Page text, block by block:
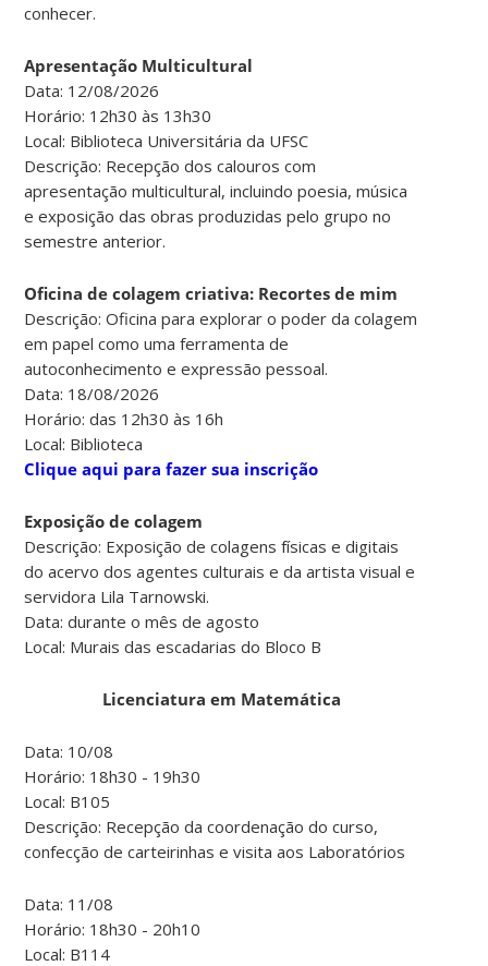
conhecer.
Apresentação Multicultural
Data: 12/08/2026
Horário: 12h30 às 13h30
Local: Biblioteca Universitária da UFSC
Descrição: Recepção dos calouros com
apresentação multicultural, incluindo poesia, música
e exposição das obras produzidas pelo grupo no
semestre anterior.
Oficina de colagem criativa: Recortes de mim
Descrição: Oficina para explorar o poder da colagem
em papel como uma ferramenta de
autoconhecimento e expressão pessoal.
Data: 18/08/2026
Horário: das 12h30 às 16h
Local: Biblioteca
Clique aqui para fazer sua inscrição
Exposição de colagem
Descrição: Exposição de colagens físicas e digitais
do acervo dos agentes culturais e da artista visual e
servidora Lila Tarnowski.
Data: durante o mês de agosto
Local: Murais das escadarias do Bloco B
Licenciatura em Matemática
Data: 10/08
Horário: 18h30 - 19h30
Local: B105
Descrição: Recepção da coordenação do curso,
confecção de carteirinhas e visita aos Laboratórios
Data: 11/08
Horário: 18h30 - 20h10
Local: B114